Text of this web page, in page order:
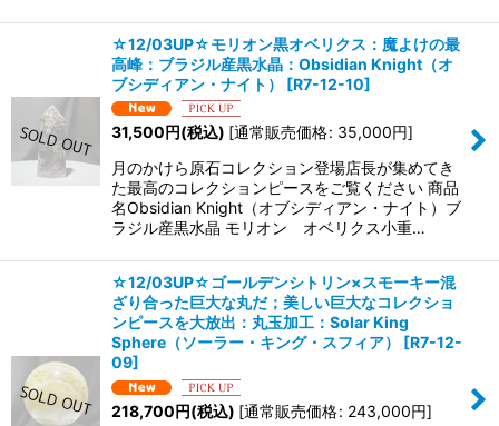
☆12/03UP☆モリオン黒オベリクス：魔よけの最
高峰：ブラジル産黒水晶：Obsidian Knight（オ
ブシディアン・ナイト）
[R7-12-10]
31,500円(税込) [通常販売価格: 35,000円]
月のかけら原石コレクション登場店長が集めてき
た最高のコレクションピースをご覧ください 商品
名Obsidian Knight（オブシディアン・ナイト）ブ
ラジル産黒水晶 モリオン オベリクス小重…
☆12/03UP☆ゴールデンシトリン×スモーキー混
ざり合った巨大な丸だ；美しい巨大なコレクショ
ンピースを大放出：丸玉加工：Solar King
Sphere（ソーラー・キング・スフィア）
[R7-12-
09]
218,700円(税込) [通常販売価格: 243,000円]